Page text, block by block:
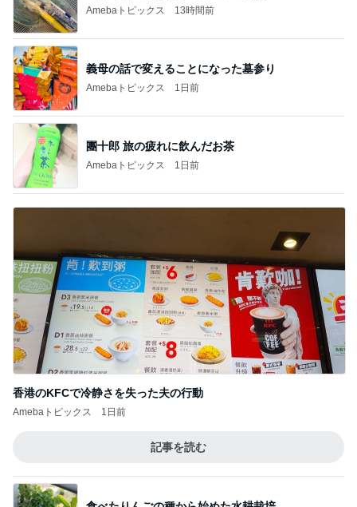
Amebaトピックス 13時間前
義母の話で変えることになった墓参り
Amebaトピックス 1日前
團十郎 旅の疲れに飲んだお茶
Amebaトピックス 1日前
香港のKFCで冷静さを失った夫の行動
Amebaトピックス 1日前
記事を読む